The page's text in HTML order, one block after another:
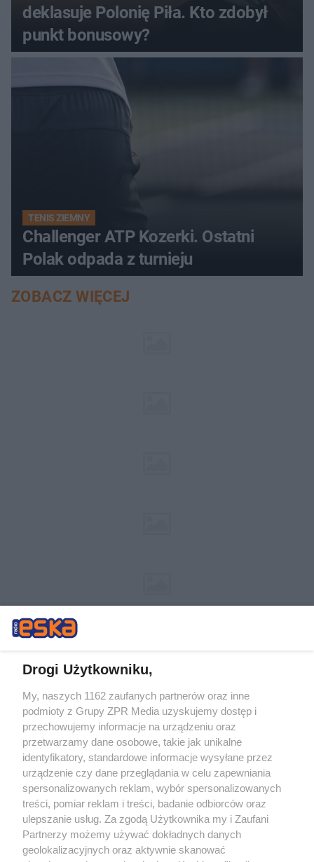
deklasuje Polonię Piła. Kto zdobył
punkt bonusowy?
TENIS ZIEMNY
Challenger ATP Kozerki. Ostatni
Polak odpada z turnieju
ZOBACZ WIĘCEJ
Żaden utwór zamieszczony w serwisie nie może być powielany i
rozpowszechniany lub dalej rozpowszechniany w jakikolwiek sposób (w
tym także elektroniczny lub mechaniczny) na jakimkolwiek polu
eksploatacji w jakiejkolwiek formie, włącznie z umieszczaniem w
Internecie bez pisemnej zgody właściciela praw. Jakiekolwiek użycie lub
wykorzystanie utworów w całości lub w części z naruszeniem prawa,
tzn. bez właściwej zgody, jest zabronione pod groźbą kary i może być
ścigane prawnie.
Drogi Użytkowniku,
My, naszych 1162 zaufanych partnerów oraz inne
podmioty z Grupy ZPR Media uzyskujemy dostęp i
przechowujemy informacje na urządzeniu oraz
przetwarzamy dane osobowe, takie jak unikalne
identyfikatory, standardowe informacje wysyłane przez
urządzenie czy dane przeglądania w celu zapewniania
spersonalizowanych reklam, wybór spersonalizowanych
treści, pomiar reklam i treści, badanie odbiorców oraz
ulepszanie usług. Za zgodą Użytkownika my i Zaufani
Partnerzy możemy używać dokładnych danych
geolokalizacyjnych oraz aktywnie skanować